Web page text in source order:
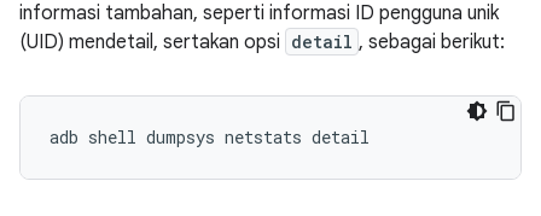
informasi tambahan, seperti informasi ID pengguna unik
(UID) mendetail, sertakan opsi detail , sebagai berikut: